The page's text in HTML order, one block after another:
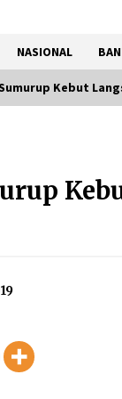
NASIONAL
Limbah Galon
Dukung
Pangan
Bina Bangsa
Upaya
Pemasaran
Kebut